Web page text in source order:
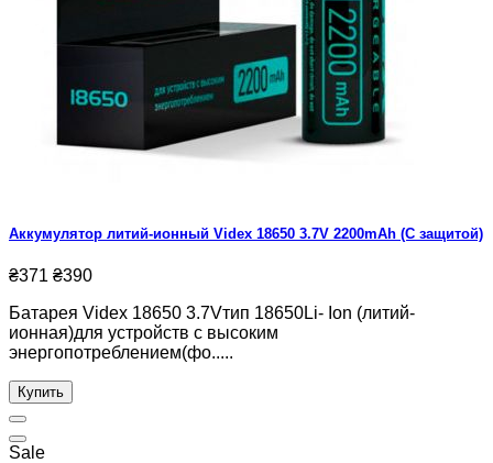
Аккумулятор литий-ионный Videx 18650 3.7V 2200mAh (С защитой)
₴371 ₴390
Батарея Videx 18650 3.7Vтип 18650Li- Ion (литий-
ионная)для устройств с высоким
энергопотреблением(фо.....
Купить
Sale